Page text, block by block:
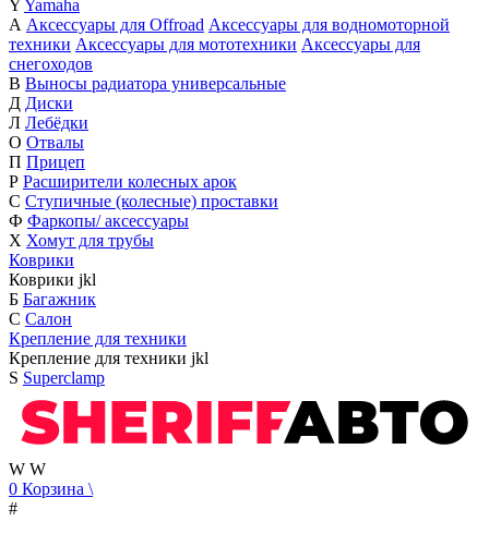
YYamaha
А Аксессуары для Offroad Аксессуары для водномоторной
техники Аксессуары для мототехники Аксессуары для
снегоходов
В Выносы радиатора универсальные
Д Диски
Л Лебёдки
О Отвалы
П Прицеп
Р Расширители колесных арок
С Ступичные (колесные) проставки
Ф Фаркопы/ аксессуары
Х Хомут для трубы
Коврики
Коврики jkl
Б Багажник
С Салон
Крепление для техники
Крепление для техники jkl
S Superclamp
W W
0 Корзина \
#